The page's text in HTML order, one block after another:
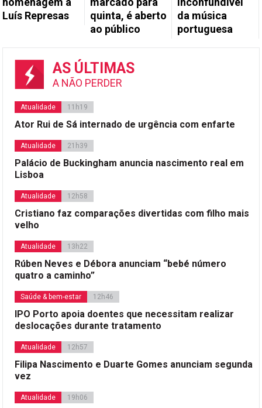
Luís Represas
quinta, é aberto
ao público
da música
portuguesa
AS ÚLTIMAS
A NÃO PERDER
Atualidade 11h19
Ator Rui de Sá internado de urgência com enfarte
Atualidade 21h39
Palácio de Buckingham anuncia nascimento real em
Lisboa
Atualidade 12h58
Cristiano faz comparações divertidas com filho mais
velho
Atualidade 13h22
Rúben Neves e Débora anunciam “bebé número
quatro a caminho”
Saúde & bem-estar 12h46
IPO Porto apoia doentes que necessitam realizar
deslocações durante tratamento
Atualidade 12h57
Filipa Nascimento e Duarte Gomes anunciam segunda
vez
Atualidade 19h06